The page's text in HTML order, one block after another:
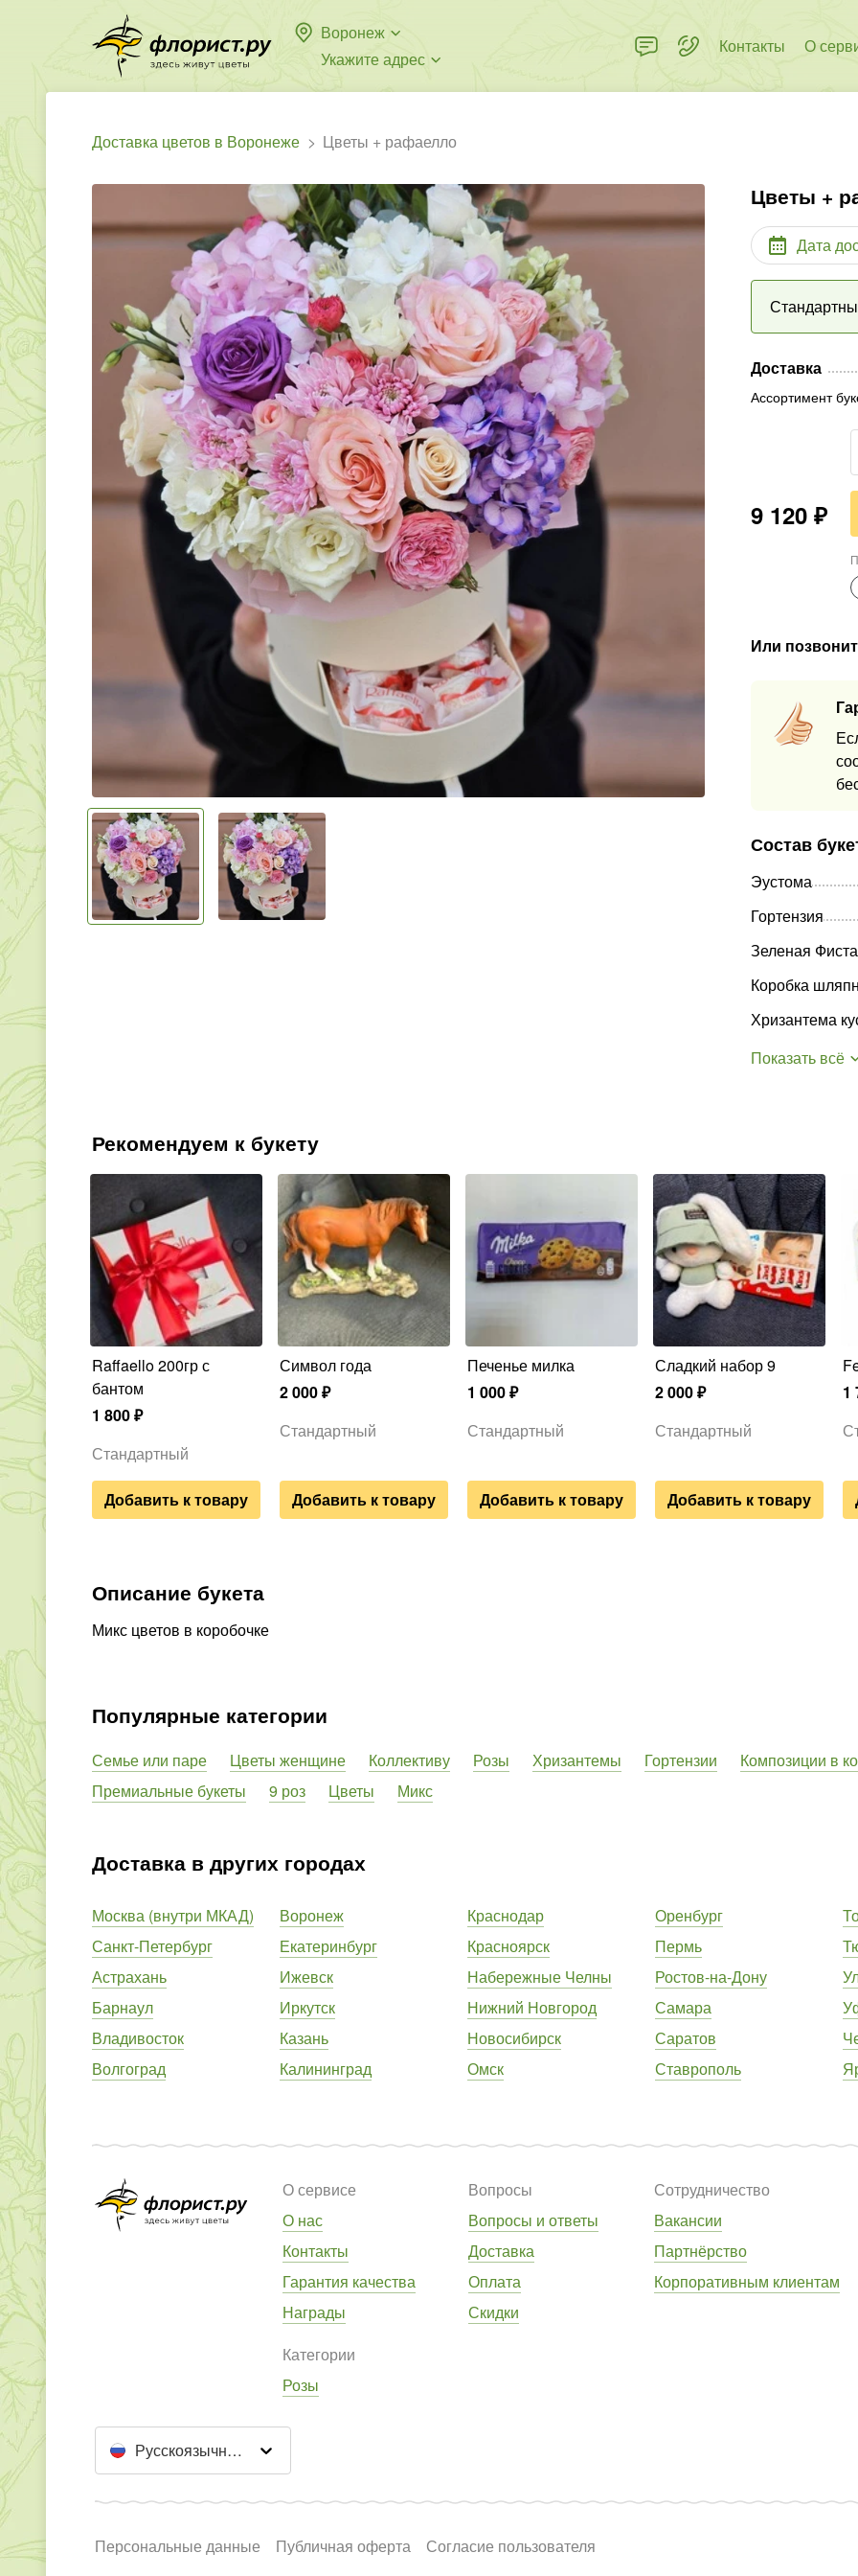
Воронеж
Укажите адрес
Контакты О
Доставка цветов в Воронеже Цветы + рафаелло
Цветы +
Дата
Доставка
Ассортимент
9 120 ₽
Или
Состав
Эустома
Гортензия
Зеленая
Коробка
Хризантема
Показать всё
Рекомендуем к букету
Raffaello 200гр с
бантом
1 800₽
Стандартный
Добавить к товару
Символ года
2 000₽
Стандартный
Добавить к товару
Печенье милка
1 000₽
Стандартный
Добавить к товару
Сладкий набор 9
2 000₽
Стандартный
Добавить к товару
1
Описание букета
Микс цветов в коробочке
Популярные категории
Семье или паре Цветы женщине Коллективу Розы Хризантемы Гортензии Композиции в
Премиальные букеты
9 роз Цветы Микс
Доставка в других городах
Москва (внутри МКАД)
Санкт-Петербург
Астрахань
Барнаул
Владивосток
Волгоград
Воронеж
Екатеринбург
Ижевск
Иркутск
Казань
Калининград
Краснодар
Красноярск
Набережные Челны
Нижний Новгород
Новосибирск
Омск
Оренбург
Пермь
Ростов-на-Дону
Самара
Саратов
Ставрополь
О сервисе
О нас
Контакты
Гарантия качества
Награды
Вопросы
Вопросы и ответы
Доставка
Оплата
Скидки
Сотрудничество
Вакансии
Партнёрство
Корпоративным клиентам
Категории
Розы
Русскоязычный сайт
Персональные данные Публичная оферта Согласие пользователя